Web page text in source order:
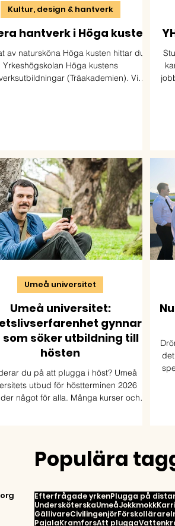
hantverk i Höga kusten
av natursköna Höga kusten hittar du
Yrkeshögskolan Höga kustens
(Träakademien). Vi
Kultur, design & hantverk
Umeå universitet:
gynnar
som söker utbildning till
hösten
du på att plugga i höst? Umeå
utbud för höstterminen 2026
något för alla. Många kurser och
Umeå universitet
Populära
Efterfrågade yrkenPlugga på
UndersköterskaUmeåJokkmokk
GällivareCivilingenjörFörskollärare
PajalaKramforsAtt plugga